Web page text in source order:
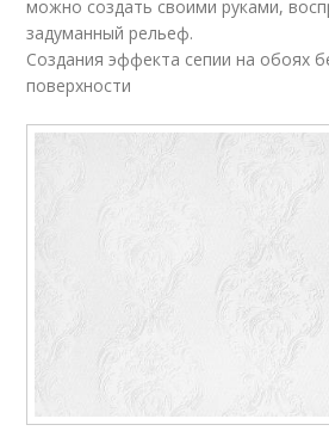
можно создать своими руками,
задуманный рельеф.
Создания эффекта сепии на обоях
поверхности